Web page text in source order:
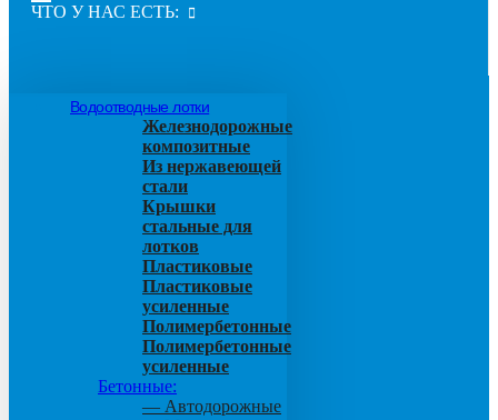
ЧТО У НАС ЕСТЬ:
Водоотводные лотки
Железнодорожные
композитные
Из нержавеющей
стали
Крышки
стальные для
лотков
Пластиковые
Пластиковые
усиленные
Полимербетонные
Полимербетонные
усиленные
Бетонные:
— Автодорожные